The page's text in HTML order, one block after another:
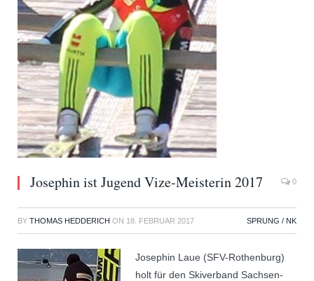
Josephin ist Jugend Vize-Meisterin 2017 0
BY THOMAS HEDDERICH ON 18. FEBRUAR 2017 SPRUNG / NK
Josephin Laue (SFV-Rothenburg)
holt für den Skiverband Sachsen-